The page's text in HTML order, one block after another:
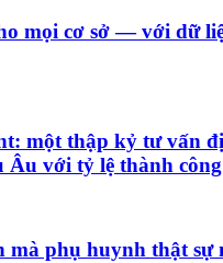
mọi cơ sở — với dữ
một thập kỷ tư vấn
Âu với tỷ lệ thành
mà phụ huynh thật sự